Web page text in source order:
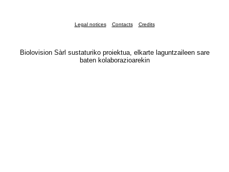
Legal notices Contacts Credits
Biolovision Sàrl sustaturiko proiektua, elkarte laguntzaileen sare
baten kolaborazioarekin